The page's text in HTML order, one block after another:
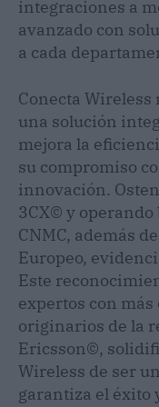
integraciones a
avanzado con
a cada
Conecta Wireless
una solución
mejora la
su compromiso
innovación.
3CX© y
CNMC, además
Europeo,
Este
expertos con
originarios de la
Ericsson©,
Wireless de ser
garantiza el éxito